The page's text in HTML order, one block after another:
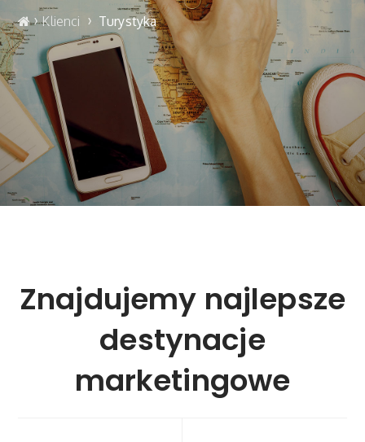
› Klienci › Turystyka
Znajdujemy najlepsze
destynacje
marketingowe